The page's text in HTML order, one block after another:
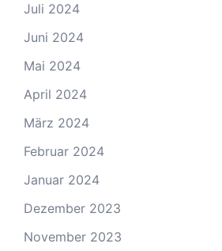
Juli 2024
Juni 2024
Mai 2024
April 2024
März 2024
Februar 2024
Januar 2024
Dezember 2023
November 2023